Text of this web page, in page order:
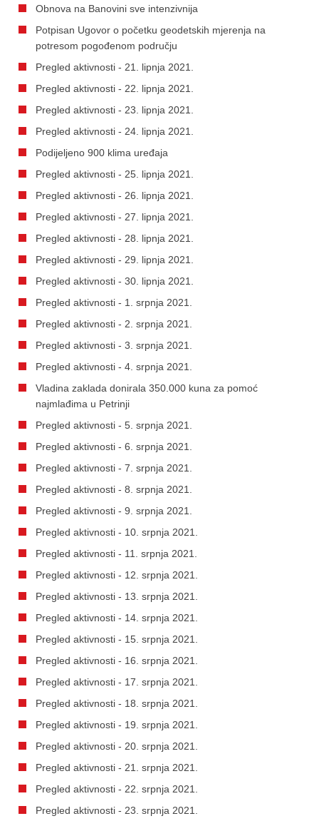
Obnova na Banovini sve intenzivnija
Potpisan Ugovor o početku geodetskih mjerenja na
potresom pogođenom području
Pregled aktivnosti - 21. lipnja 2021.
Pregled aktivnosti - 22. lipnja 2021.
Pregled aktivnosti - 23. lipnja 2021.
Pregled aktivnosti - 24. lipnja 2021.
Podijeljeno 900 klima uređaja
Pregled aktivnosti - 25. lipnja 2021.
Pregled aktivnosti - 26. lipnja 2021.
Pregled aktivnosti - 27. lipnja 2021.
Pregled aktivnosti - 28. lipnja 2021.
Pregled aktivnosti - 29. lipnja 2021.
Pregled aktivnosti - 30. lipnja 2021.
Pregled aktivnosti - 1. srpnja 2021.
Pregled aktivnosti - 2. srpnja 2021.
Pregled aktivnosti - 3. srpnja 2021.
Pregled aktivnosti - 4. srpnja 2021.
Vladina zaklada donirala 350.000 kuna za pomoć
najmlađima u Petrinji
Pregled aktivnosti - 5. srpnja 2021.
Pregled aktivnosti - 6. srpnja 2021.
Pregled aktivnosti - 7. srpnja 2021.
Pregled aktivnosti - 8. srpnja 2021.
Pregled aktivnosti - 9. srpnja 2021.
Pregled aktivnosti - 10. srpnja 2021.
Pregled aktivnosti - 11. srpnja 2021.
Pregled aktivnosti - 12. srpnja 2021.
Pregled aktivnosti - 13. srpnja 2021.
Pregled aktivnosti - 14. srpnja 2021.
Pregled aktivnosti - 15. srpnja 2021.
Pregled aktivnosti - 16. srpnja 2021.
Pregled aktivnosti - 17. srpnja 2021.
Pregled aktivnosti - 18. srpnja 2021.
Pregled aktivnosti - 19. srpnja 2021.
Pregled aktivnosti - 20. srpnja 2021.
Pregled aktivnosti - 21. srpnja 2021.
Pregled aktivnosti - 22. srpnja 2021.
Pregled aktivnosti - 23. srpnja 2021.